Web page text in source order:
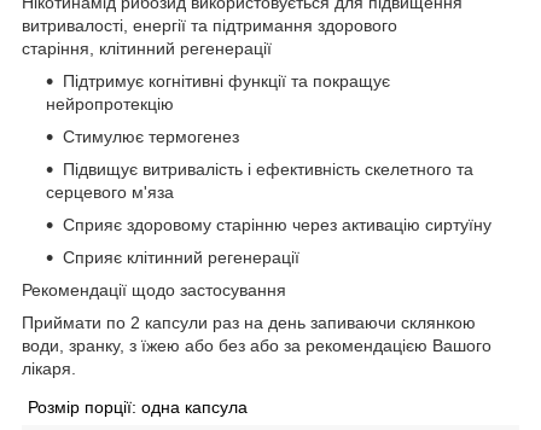
витривалості, енергії та підтримання здорового
старіння, клітинний регенерації
Підтримує когнітивні функції та покращує
нейропротекцію
Стимулює термогенез
Підвищує витривалість і ефективність скелетного та
серцевого м'яза
Сприяє здоровому старінню через активацію сиртуїну
Сприяє клітинний регенерації
Рекомендації щодо застосування
Приймати по 2 капсули раз на день запиваючи склянкою
води, зранку, з їжею або без або за рекомендацією Вашого
лікаря.
Розмір порції: одна капсула